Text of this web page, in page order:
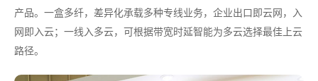
产品。一盒多纤，差异化承载多种专线业务，企业出口即云网，入
网即入云；一线入多云，可根据带宽时延智能为多云选择最佳上云
路径。